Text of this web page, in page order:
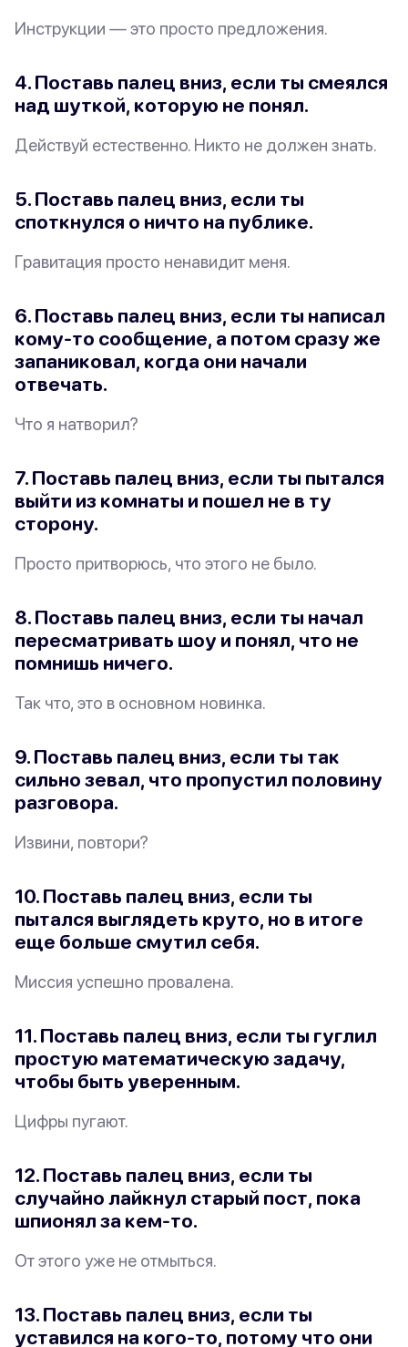
Инструкции — это просто предложения.
4. Поставь палец вниз, если ты смеялся
над шуткой, которую не понял.
Действуй естественно. Никто не должен знать.
5. Поставь палец вниз, если ты
споткнулся о ничто на публике.
Гравитация просто ненавидит меня.
6. Поставь палец вниз, если ты написал
кому-то сообщение, а потом сразу же
запаниковал, когда они начали
отвечать.
Что я натворил?
7. Поставь палец вниз, если ты пытался
выйти из комнаты и пошел не в ту
сторону.
Просто притворюсь, что этого не было.
8. Поставь палец вниз, если ты начал
пересматривать шоу и понял, что не
помнишь ничего.
Так что, это в основном новинка.
9. Поставь палец вниз, если ты так
сильно зевал, что пропустил половину
разговора.
Извини, повтори?
10. Поставь палец вниз, если ты
пытался выглядеть круто, но в итоге
еще больше смутил себя.
Миссия успешно провалена.
11. Поставь палец вниз, если ты гуглил
простую математическую задачу,
чтобы быть уверенным.
Цифры пугают.
12. Поставь палец вниз, если ты
случайно лайкнул старый пост, пока
шпионял за кем-то.
От этого уже не отмыться.
13. Поставь палец вниз, если ты
уставился на кого-то, потому что они